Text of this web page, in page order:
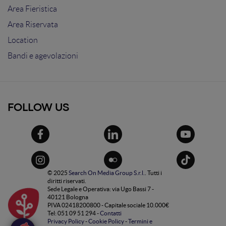
Area Fieristica
Area Riservata
Location
Bandi e agevolazioni
FOLLOW US
© 2025 Search On Media Group S.r.l.
. Tutti i
diritti riservati.
Sede Legale e Operativa: via Ugo Bassi 7 -
40121 Bologna
PIVA 02418200800 - Capitale sociale 10.000€
Tel: 051 09 51 294 -Contatti
Privacy Policy-Cookie Policy-Termini e